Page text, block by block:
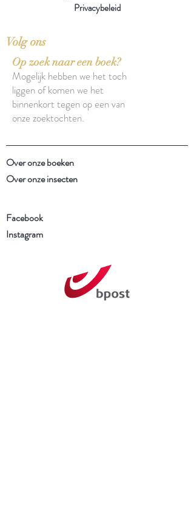
Privacybeleid
Volg ons
Op zoek naar een boek?
Mogelijk hebben we het toch
liggen of komen we het
binnenkort tegen op een van
onze zoektochten.
Over onze boeken
Over onze insecten
Facebook
Instagram